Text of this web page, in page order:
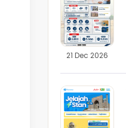
21 Dec 2026